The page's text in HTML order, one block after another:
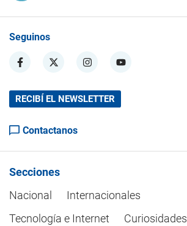
Seguinos
RECIBÍ EL NEWSLETTER
Contactanos
Secciones
Nacional
Internacionales
Tecnología e Internet
Curiosidades